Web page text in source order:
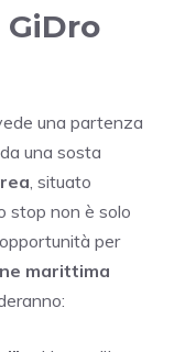
una partenza
una sosta
, situato
stop non è solo
per
marittima